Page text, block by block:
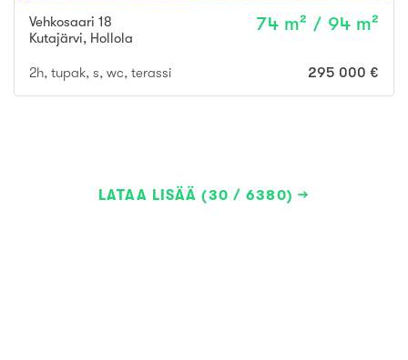
Vehkosaari 18
Kutajärvi, Hollola
74 m² / 94 m²
2h, tupak, s, wc, terassi 295 000 €
LATAA LISÄÄ (30 / 6380)